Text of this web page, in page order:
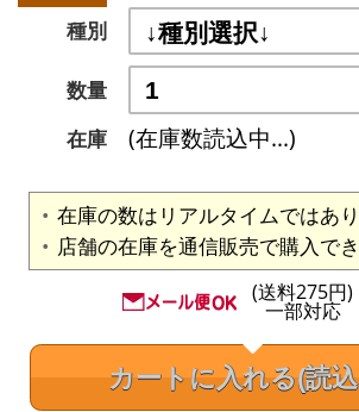
種別
数量
在庫
(在庫数読込中...)
在庫の数はリアルタイムではあり
店舗の在庫を通信販売で購入でき
(送料275円)
一部対応
カートに入れる(読